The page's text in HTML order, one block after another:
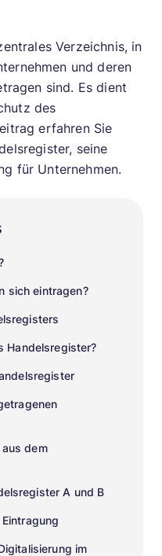
Verzeichnis, in
und deren
sind. Es dient
des
erfahren Sie
seine
für Unternehmen.
sich eintragen?
Handelsregister?
dem
A und B
im